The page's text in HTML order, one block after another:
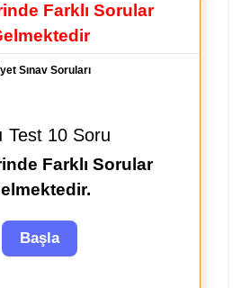
Farklı Sorular
Sınav Soruları
Test 10 Soru
Farklı Sorular